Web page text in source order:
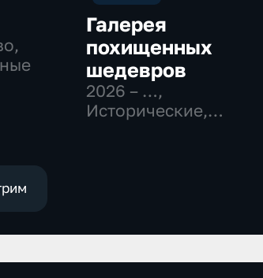
Галерея
похищенных
шедевров
2026 – …,
Исторические,